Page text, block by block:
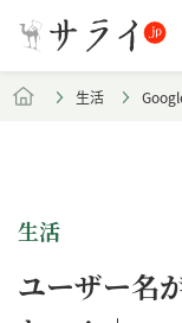
生活
生活
ユーザー名